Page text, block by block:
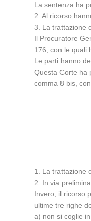
La sentenza ha
2. Al ricorso
3. La trattazione
Il Procuratore
176, con le quali
Le parti hanno
Questa Corte ha
comma 8 bis,
1. La trattazione
2. In via
Invero, il ricorso
ultime tre righe
a) non si coglie